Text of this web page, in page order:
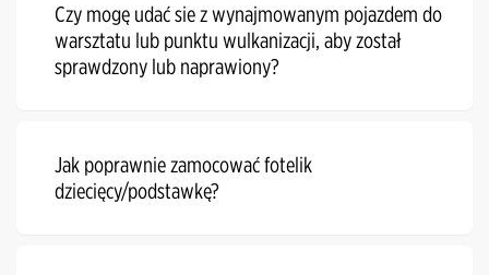
Czy mogę udać sie z wynajmowanym pojazdem do
warsztatu lub punktu wulkanizacji, aby został
sprawdzony lub naprawiony?
Jak poprawnie zamocować fotelik
dziecięcy/podstawkę?